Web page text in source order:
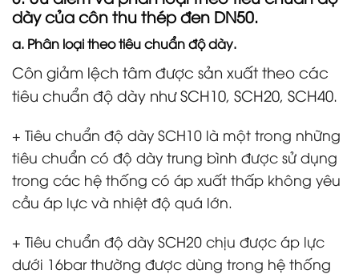
dày củacôn thu thép đen DN50.
a. Phân loại theotiêu chuẩn độ dày.
Côn giảm lệch tâm được sản xuất theo các
tiêu chuẩn độ dày như SCH10, SCH20, SCH40.
+ Tiêu chuẩn độ dày SCH10 là một trong những
tiêu chuẩn có độ dày trung bình được sử dụng
trong các hệ thống có áp xuất thấp không yêu
cầu áp lực và nhiệt độ quá lớn.
+ Tiêu chuẩn độ dày SCH20 chịu được áp lực
dưới 16bar thường được dùng trong hệ thống